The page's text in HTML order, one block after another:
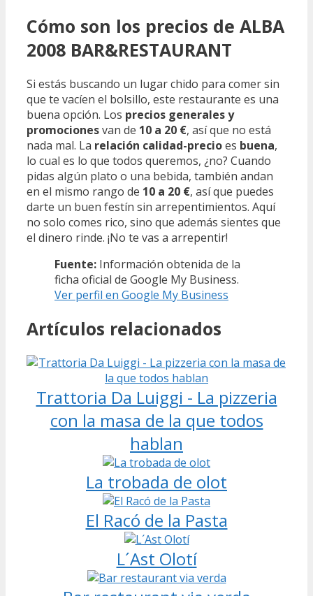
Cómo son los precios de ALBA
2008 BAR&RESTAURANT
Si estás buscando un lugar chido para comer sin
que te vacíen el bolsillo, este restaurante es una
buena opción. Los precios generales y
promocionesvan de 10 a 20 €, así que no está
nada mal. La relación calidad-precioes buena,
lo cual es lo que todos queremos, ¿no? Cuando
pidas algún plato o una bebida, también andan
en el mismo rango de 10 a 20 €, así que puedes
darte un buen festín sin arrepentimientos. Aquí
no solo comes rico, sino que además sientes que
el dinero rinde. ¡No te vas a arrepentir!
Fuente: Información obtenida de la
ficha oficial de Google My Business.
Ver perfil en Google My Business
Artículos relacionados
Trattoria Da Luiggi - La pizzeria
con la masa de la que todos
hablan
La trobada de olot
El Racó de la Pasta
L´Ast Olotí